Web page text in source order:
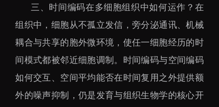
三、时间编码在多细胞组织中如何运作？在
组织中，细胞从不孤立发信，旁分泌通讯、机械
耦合与共享的胞外微环境，使任一细胞经历的时
间模式都被邻近细胞调制。时间编码与空间编码
如何交互、空间平均能否在时间复用之外提供额
外的噪声抑制，仍是发育与组织生物学的核心开